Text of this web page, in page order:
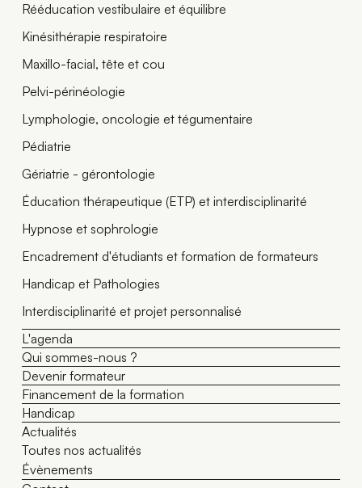
Rééducation vestibulaire et équilibre
Kinésithérapie respiratoire
Maxillo-facial, tête et cou
Pelvi-périnéologie
Lymphologie, oncologie et tégumentaire
Pédiatrie
Gériatrie - gérontologie
Éducation thérapeutique (ETP) et interdisciplinarité
Hypnose et sophrologie
Encadrement d'étudiants et formation de formateurs
Handicap et Pathologies
Interdisciplinarité et projet personnalisé
L'agenda
Qui sommes-nous ?
Devenir formateur
Financement de la formation
Handicap
Actualités
Toutes nos actualités
Évènements